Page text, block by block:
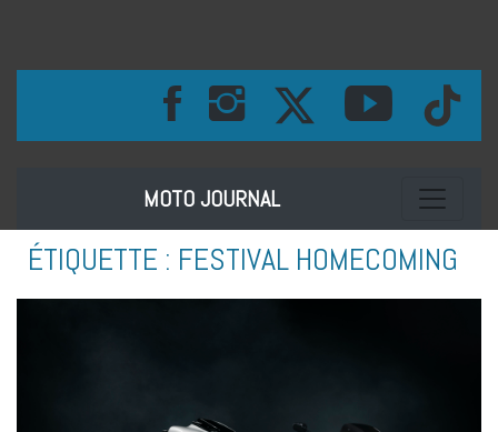
MOTO JOURNAL Toggle
ÉTIQUETTE : FESTIVAL HOMECOMING